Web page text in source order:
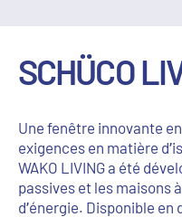
SCHÜCO
Une fenêtre innovante
exigences en matière
WAKO LIVING a été
passives et les maisons
d’énergie. Disponible en